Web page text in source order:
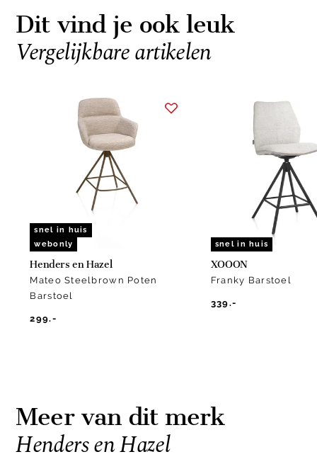
Dit vind je ook leuk
Vergelijkbare artikelen
snel in huis
webonly
Henders en Hazel
Mateo Steelbrown Poten
Barstoel
299.-
snel in huis
XOOON
Franky Barstoel
339.-
Meer van dit merk
Henders en Hazel